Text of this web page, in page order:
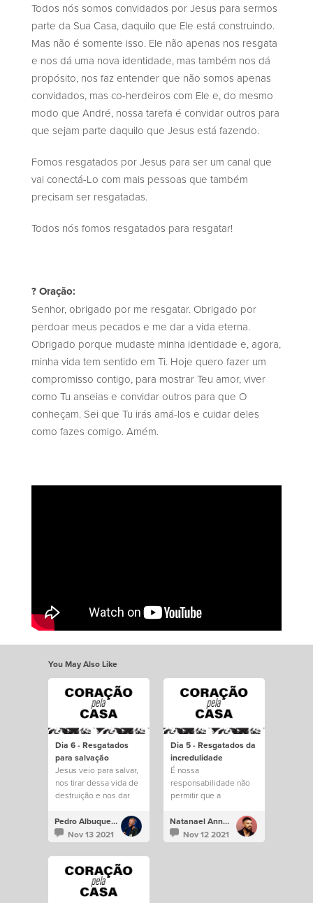
Todos nós somos convidados por Jesus para sermos
parte da Sua Casa, daquilo que Ele está construindo.
Mas não é somente isso. Ele não apenas nos resgata
e nos dá uma nova identidade, mas também nos dá
propósito, nos faz entender que não somos apenas
convidados, mas co-herdeiros com Ele e, do mesmo
modo que André, nossa tarefa é convidar outros para
que sejam parte daquilo que Jesus está fazendo.
Fomos resgatados por Jesus para ser um canal que
vai conectá-Lo com mais pessoas que também
precisam ser resgatadas.
Todos nós fomos resgatados para resgatar!
? Oração:
Senhor, obrigado por me resgatar. Obrigado por
perdoar meus pecados e me dar a vida eterna.
Obrigado porque mudaste minha identidade e, agora,
minha vida tem sentido em Ti. Hoje quero fazer um
compromisso contigo, para mostrar Teu amor, viver
como Tu anseias e convidar outros para que O
conheçam. Sei que Tu irás amá-los e cuidar deles
como fazes comigo. Amém.
You May Also Like
Dia 6 - Resgatados
para salvação
Jesus veio para salvar,
nos tirar dessa vida de
destruição e nos dar
Pedro Albuquerque
Nov 13 2021
Dia 5 - Resgatados da
incredulidade
É nossa
responsabilidade não
permitir que a
incredulidade nos
afastem de tudo o que
Deus tem para nós.
Natanael Annacondia
Nov 12 2021